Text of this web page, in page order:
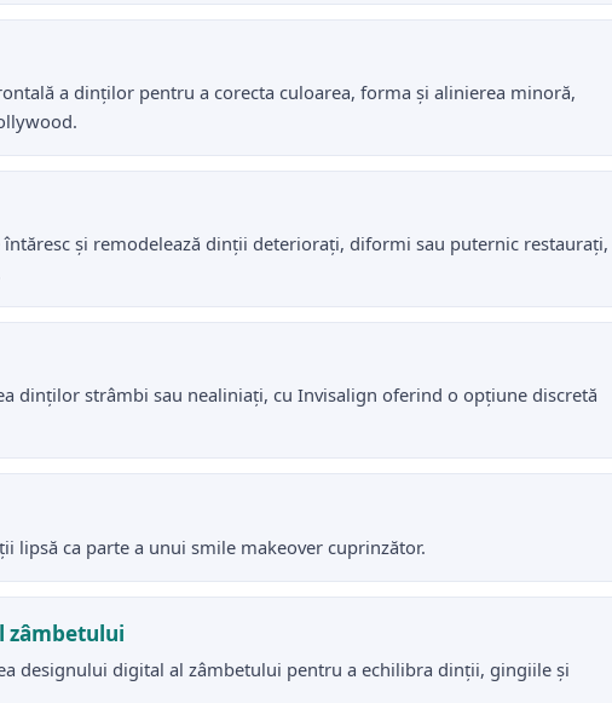
a dinților pentru a corecta culoarea, forma și alinierea minoră,
și remodelează dinții deteriorați, diformi sau puternic restaurați,
dinților strâmbi sau nealiniați, cu Invisalign oferind o opțiune discretă
lipsă ca parte a unui smile makeover cuprinzător.
zâmbetului
designului digital al zâmbetului pentru a echilibra dinții, gingiile și